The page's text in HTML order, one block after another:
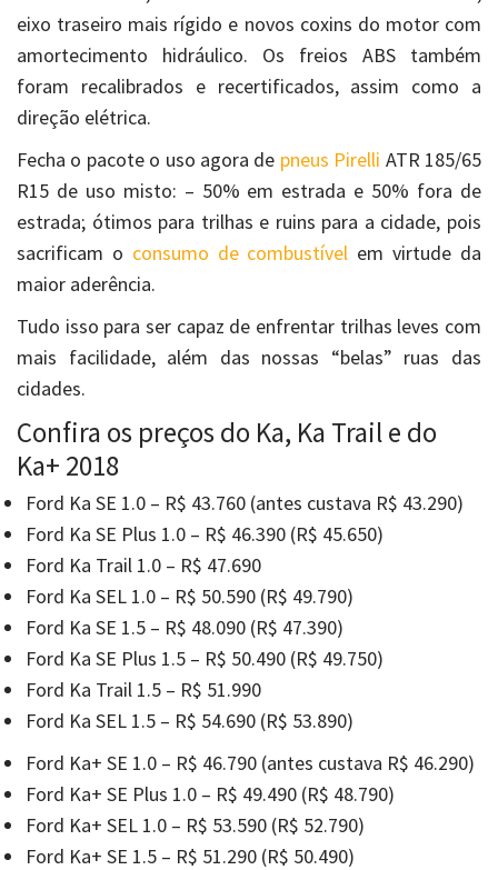
eixo traseiro mais rígido e novos coxins do motor com
amortecimento hidráulico. Os freios ABS também
foram recalibrados e recertificados, assim como a
direção elétrica.
Fecha o pacote o uso agora de pneus Pirelli ATR 185/65
R15 de uso misto: – 50% em estrada e 50% fora de
estrada; ótimos para trilhas e ruins para a cidade, pois
sacrificam o consumo de combustível em virtude da
maior aderência.
Tudo isso para ser capaz de enfrentar trilhas leves com
mais facilidade, além das nossas “belas” ruas das
cidades.
Confira os preços do Ka, Ka Trail e do
Ka+ 2018
Ford Ka SE 1.0 – R$ 43.760 (antes custava R$ 43.290)
Ford Ka SE Plus 1.0 – R$ 46.390 (R$ 45.650)
Ford Ka Trail 1.0 – R$ 47.690
Ford Ka SEL 1.0 – R$ 50.590 (R$ 49.790)
Ford Ka SE 1.5 – R$ 48.090 (R$ 47.390)
Ford Ka SE Plus 1.5 – R$ 50.490 (R$ 49.750)
Ford Ka Trail 1.5 – R$ 51.990
Ford Ka SEL 1.5 – R$ 54.690 (R$ 53.890)
Ford Ka+ SE 1.0 – R$ 46.790 (antes custava R$ 46.290)
Ford Ka+ SE Plus 1.0 – R$ 49.490 (R$ 48.790)
Ford Ka+ SEL 1.0 – R$ 53.590 (R$ 52.790)
Ford Ka+ SE 1.5 – R$ 51.290 (R$ 50.490)